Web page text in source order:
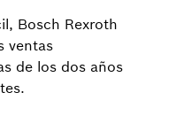
Bosch Rexroth
ventas
de los dos años